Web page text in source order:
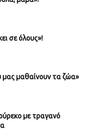
σε όλους»!
μας μαθαίνουν τα ζώα»
με τραγανό